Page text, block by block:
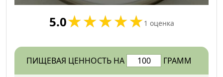
5.0 1 оценка
ПИЩЕВАЯ ЦЕННОСТЬ НА ГРАММ